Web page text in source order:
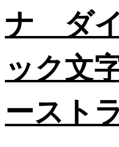
ナ ダ
ック文
ースト